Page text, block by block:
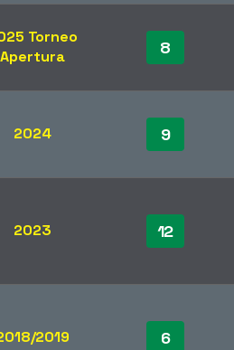
Torneo
Apertura
8
2024 9
2023 12
2019 6